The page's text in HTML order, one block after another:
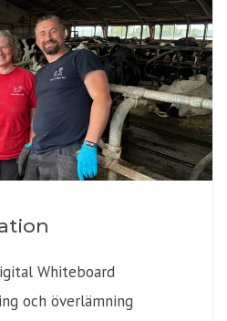
Whiteboard
och överlämning